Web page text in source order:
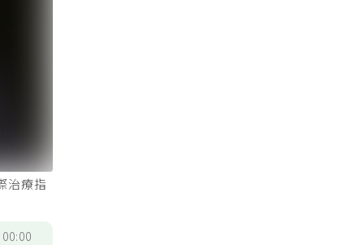
治療指
00:00